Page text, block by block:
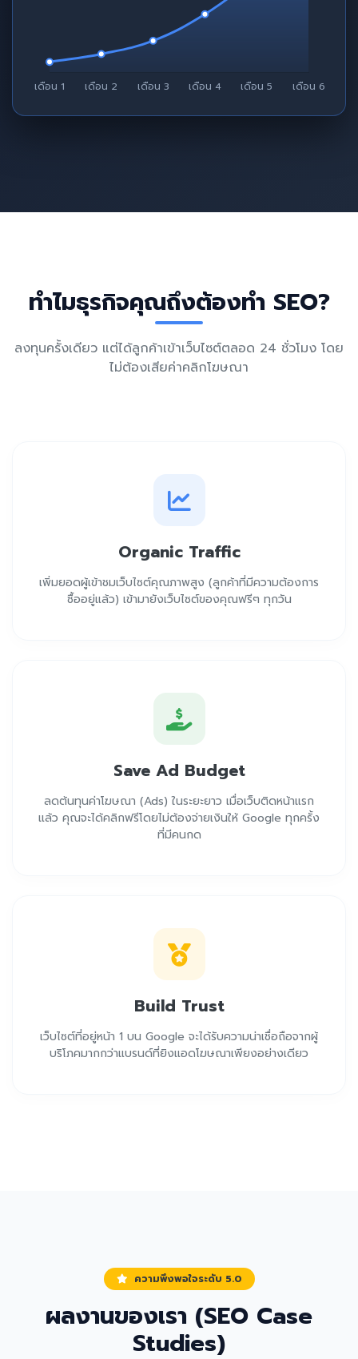
ทำไมธุรกิจคุณถึงต้องทำ SEO?
ลงทุนครั้งเดียว แต่ได้ลูกค้าเข้าเว็บไซต์ตลอด 24 ชั่วโมง โดย
ไม่ต้องเสียค่าคลิกโฆษณา
Organic Traffic
เพิ่มยอดผู้เข้าชมเว็บไซต์คุณภาพสูง (ลูกค้าที่มีความต้องการ
ซื้ออยู่แล้ว) เข้ามายังเว็บไซต์ของคุณฟรีๆ ทุกวัน
Save Ad Budget
ลดต้นทุนค่าโฆษณา (Ads) ในระยะยาว เมื่อเว็บติดหน้าแรก
แล้ว คุณจะได้คลิกฟรีโดยไม่ต้องจ่ายเงินให้ Google ทุกครั้ง
ที่มีคนกด
Build Trust
เว็บไซต์ที่อยู่หน้า 1 บน Google จะได้รับความน่าเชื่อถือจากผู้
บริโภคมากกว่าแบรนด์ที่ยิงแอดโฆษณาเพียงอย่างเดียว
ความพึงพอใจระดับ 5.0
ผลงานของเรา (SEO Case
Studies)